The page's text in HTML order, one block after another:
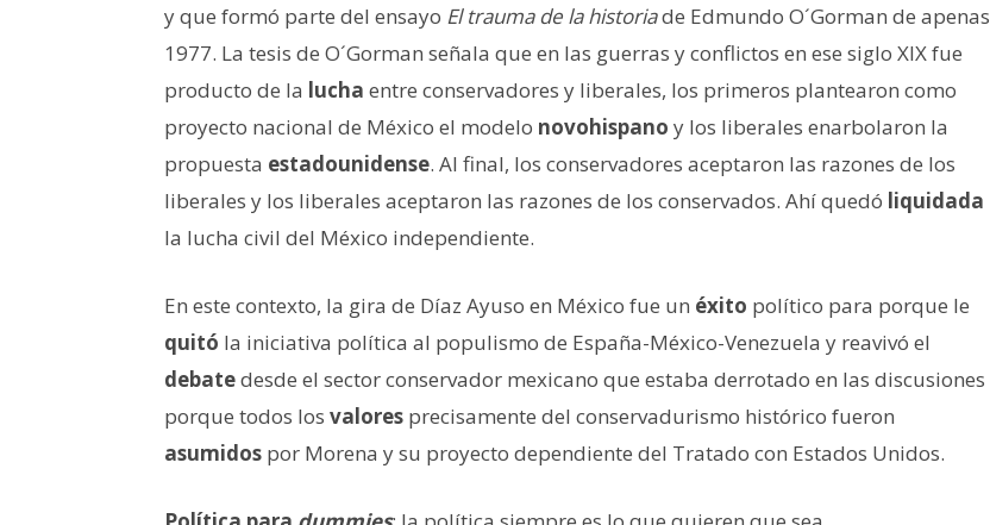
y que formó parte del ensayo El trauma de la historiade Edmundo O´Gorman de apenas
1977. La tesis de O´Gorman señala que en las guerras y conflictos en ese siglo XIX fue
producto de la lucha entre conservadores y liberales, los primeros plantearon como
proyecto nacional de México el modelo novohispano y los liberales enarbolaron la
propuesta estadounidense. Al final, los conservadores aceptaron las razones de los
liberales y los liberales aceptaron las razones de los conservados. Ahí quedó liquidada
la lucha civil del México independiente.
En este contexto, la gira de Díaz Ayuso en México fue un éxito político para porque le
quitó la iniciativa política al populismo de España-México-Venezuela y reavivó el
debatedesde el sector conservador mexicano que estaba derrotado en las discusiones
porque todos los valores precisamente del conservadurismo histórico fueron
asumidos por Morena y su proyecto dependiente del Tratado con Estados Unidos.